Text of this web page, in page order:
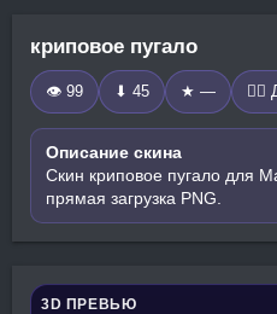
криповое пугало
👁 99 ⬇ 45 ★ — 🧍‍♂️
Описание скина
Скин криповое пугало для
прямая загрузка PNG.
3D ПРЕВЬЮ